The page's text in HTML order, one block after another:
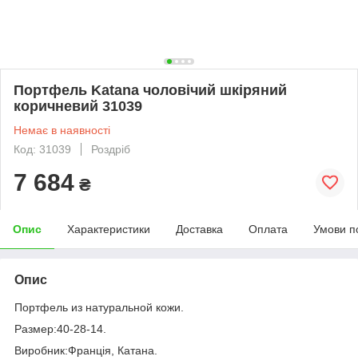
Портфель Katana чоловічий шкіряний
коричневий 31039
Немає в наявності
Код: 31039
Роздріб
7 684 ₴
Опис Характеристики Доставка Оплата Умови
Опис
Портфель из натуральной кожи.
Размер:40-28-14.
Виробник:Франція, Катана.